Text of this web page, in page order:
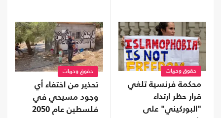
حقوق وحريات
محكمة فرنسية تلغي
قرار حظر ارتداء
"البوركيني" على
حقوق وحريات
تحذير من اختفاء أي
وجود مسيحي في
فلسطين عام 2050